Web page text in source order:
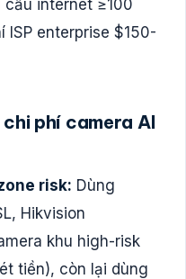
cầu internet ≥100
enterprise $150-
phí camera AI
risk: Dùng
Hikvision
khu high-risk
tiền), còn lại dùng